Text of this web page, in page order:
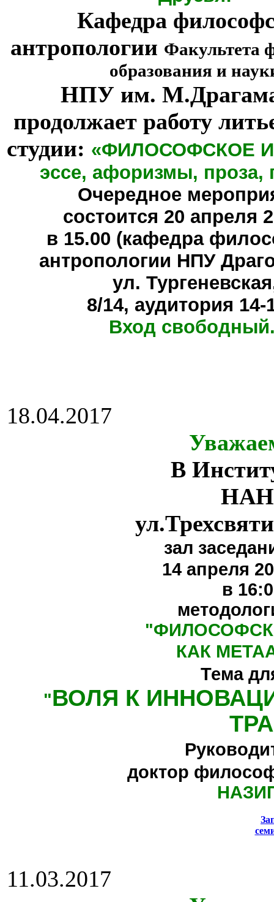
Кафедра
антропологии Факультета
образования и
НПУ им.
продолжает работу
студии: «ФИЛОСОФСКОЕ
эссе, афоризмы, проза,
Очередное
состоится 20 апреля
в 15.00 (кафедра
антропологии НПУ
ул.
8/14, аудитория 14-
Вход
18.04.2017
В
НАН
зал
14 апреля
в
"
КАК
Тема
"ВОЛЯ К
доктор
11.03.2017